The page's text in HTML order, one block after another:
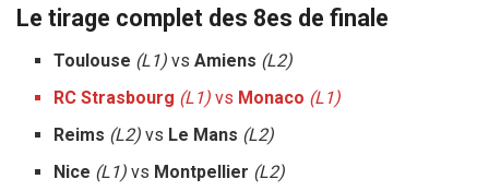
Le tirage complet des 8es de finale
Toulouse (L1) vsAmiens (L2)
RC Strasbourg (L1) vs Monaco (L1)
Reims (L2) vs Le Mans (L2)
Nice (L1) vs Montpellier (L2)